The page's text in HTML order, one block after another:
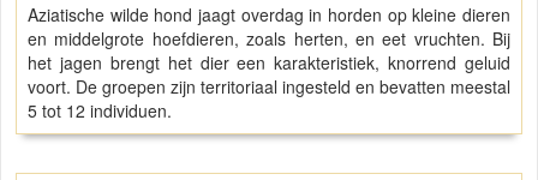
Aziatische wilde hond jaagt overdag in horden op kleine dieren
en middelgrote hoefdieren, zoals herten, en eet vruchten. Bij
het jagen brengt het dier een karakteristiek, knorrend geluid
voort. De groepen zijn territoriaal ingesteld en bevatten meestal
5 tot 12 individuen.